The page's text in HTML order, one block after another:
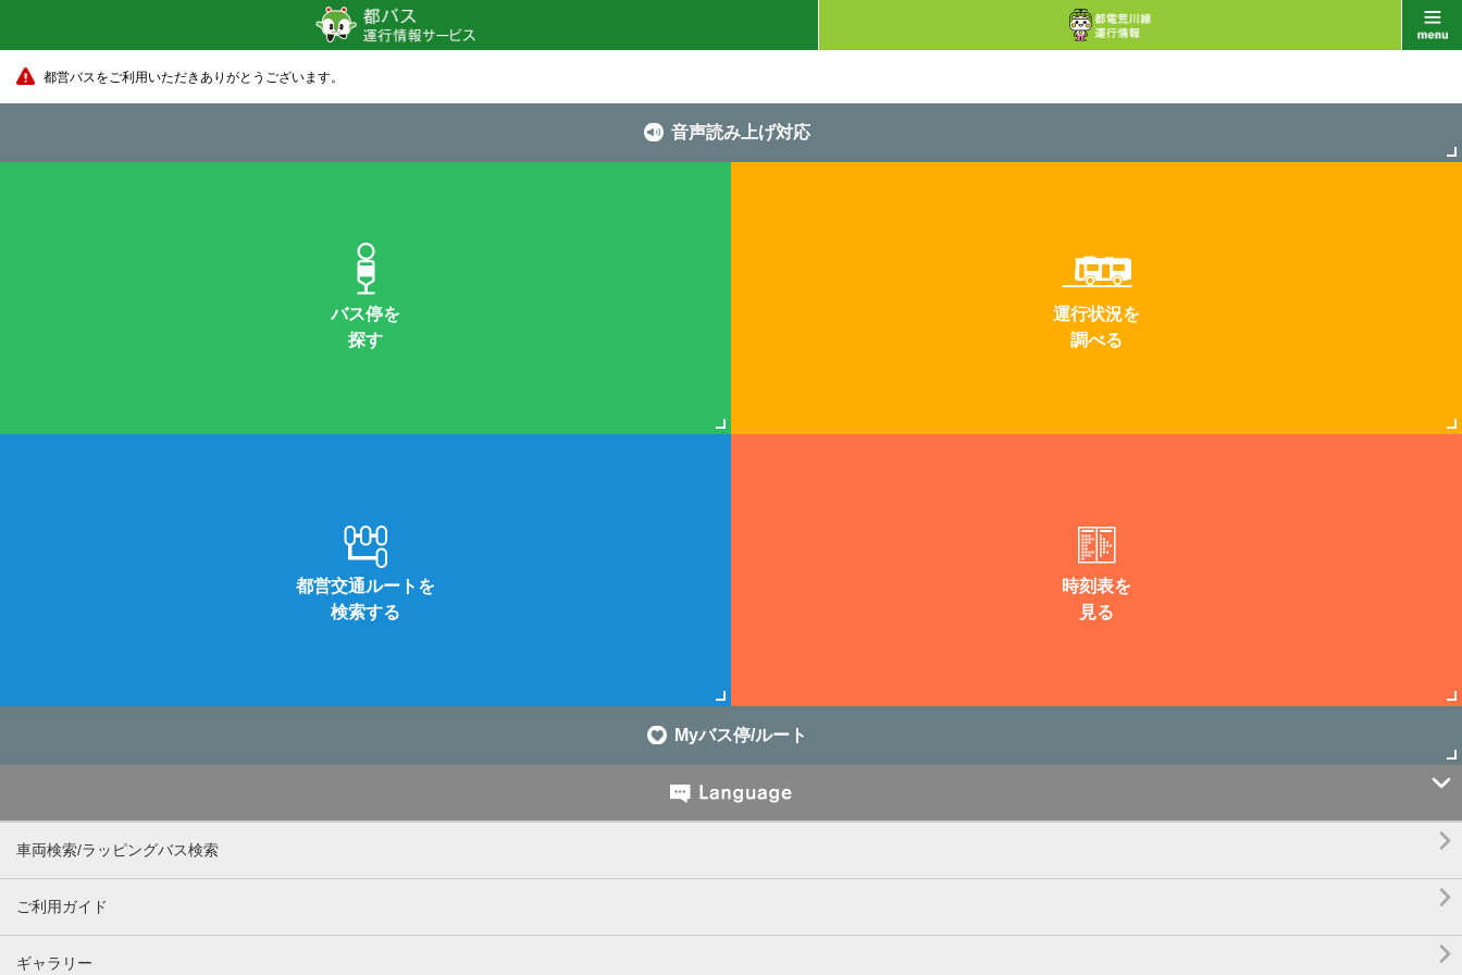
都営バスをご利用いただきありがとうございます。
音声読み上げ対応
バス停を
探す
運行状況を
調べる
都営交通ルートを
検索する
時刻表を
見る
Myバス停/ルート

車両検索/ラッピングバス検索 
ご利用ガイド 
ギャラリー 